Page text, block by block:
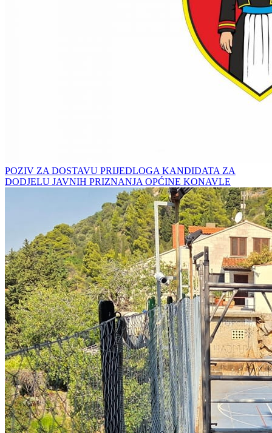
POZIV ZA DOSTAVU PRIJEDLOGA KANDIDATA ZA
DODJELU JAVNIH PRIZNANJA OPĆINE KONAVLE